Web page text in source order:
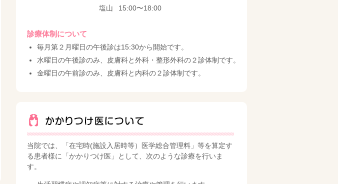
塩山
15:00〜18:00
診療体制について
毎月第２月曜日の午後診は15:30から開始です。
水曜日の午後診のみ、皮膚科と外科・整形外科の２診体制です。
金曜日の午前診のみ、皮膚科と内科の２診体制です。
当院では、「在宅時(施設入居時等）医学総合管理料」等を算定す
る患者様に「かかりつけ医」として、次のような診療を行いま
す。